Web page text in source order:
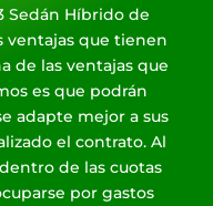
Sedán Híbrido de
ventajas que tienen
de las ventajas que
es que podrán
adapte mejor a sus
el contrato. Al
de las cuotas
por gastos